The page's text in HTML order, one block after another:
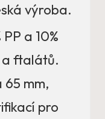
výroba.
PP a 10%
a ftalátů.
65 mm,
pro